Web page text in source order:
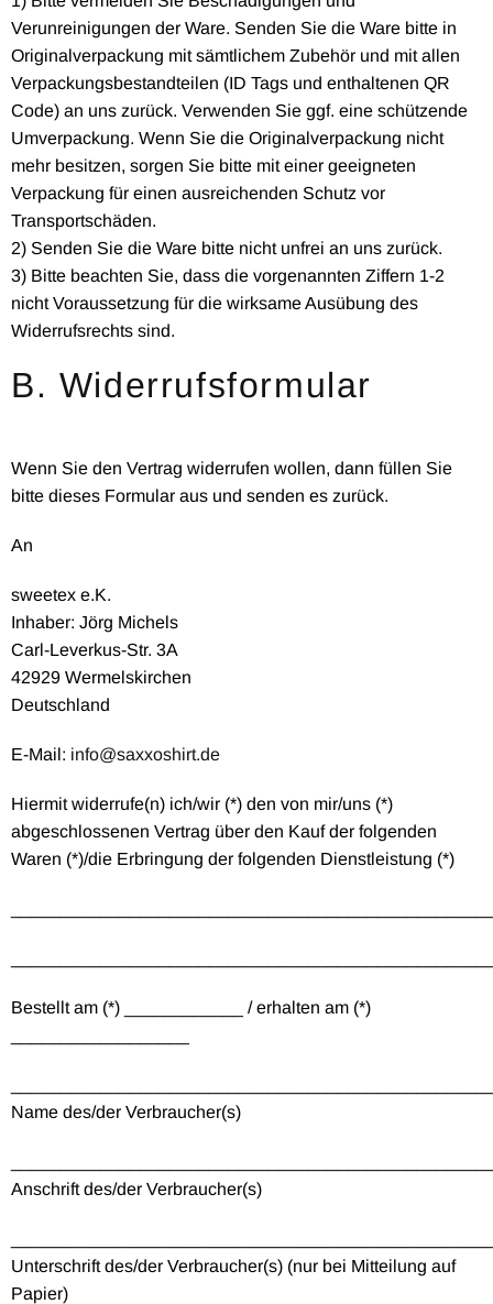
Verunreinigungen der Ware. Senden Sie die Ware bitte in
Originalverpackung mit sämtlichem Zubehör und mit allen
Verpackungsbestandteilen (ID Tags und enthaltenen QR
Code) an uns zurück. Verwenden Sie ggf. eine schützende
Umverpackung. Wenn Sie die Originalverpackung nicht
mehr besitzen, sorgen Sie bitte mit einer geeigneten
Verpackung für einen ausreichenden Schutz vor
Transportschäden.
2) Senden Sie die Ware bitte nicht unfrei an uns zurück.
3) Bitte beachten Sie, dass die vorgenannten Ziffern 1-2
nicht Voraussetzung für die wirksame Ausübung des
Widerrufsrechts sind.
B. Widerrufsformular
Wenn Sie den Vertrag widerrufen wollen, dann füllen Sie
bitte dieses Formular aus und senden es zurück.
An
sweetex e.K.
Inhaber: Jörg Michels
Carl-Leverkus-Str. 3A
42929 Wermelskirchen
Deutschland
E-Mail: info@saxxoshirt.de
Hiermit widerrufe(n) ich/wir (*) den von mir/uns (*)
abgeschlossenen Vertrag über den Kauf der folgenden
Waren (*)/die Erbringung der folgenden Dienstleistung (*)
Bestellt am (*) ____________ / erhalten am (*)
Name des/der Verbraucher(s)
Anschrift des/der Verbraucher(s)
Unterschrift des/der Verbraucher(s) (nur bei Mitteilung auf
Papier)